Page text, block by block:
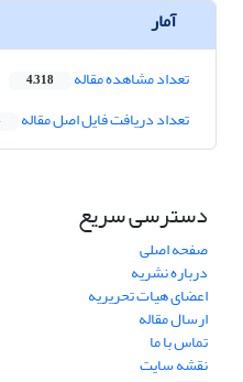
آمار
تعداد مشاهده مقاله 4,318
تعداد دریافت فایل اصل مقاله
دسترسی سریع
صفحه اصلی
درباره نشریه
اعضای هیات تحریریه
ارسال مقاله
تماس با ما
نقشه سایت